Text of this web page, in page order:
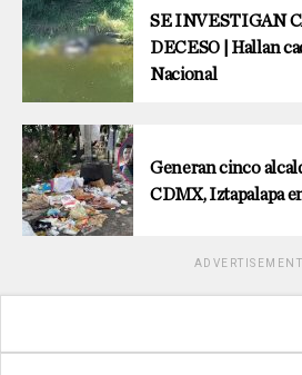
SE INVESTIGAN
DECESO | Hallan
Nacional
Generan cinco
CDMX, Iztapalapa
ADVERTISEMENT